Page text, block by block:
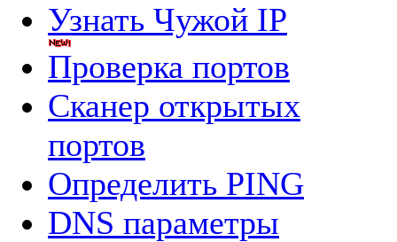
Узнать Чужой IP
Проверка портов
Сканер открытых
портов
Определить PING
DNS параметры